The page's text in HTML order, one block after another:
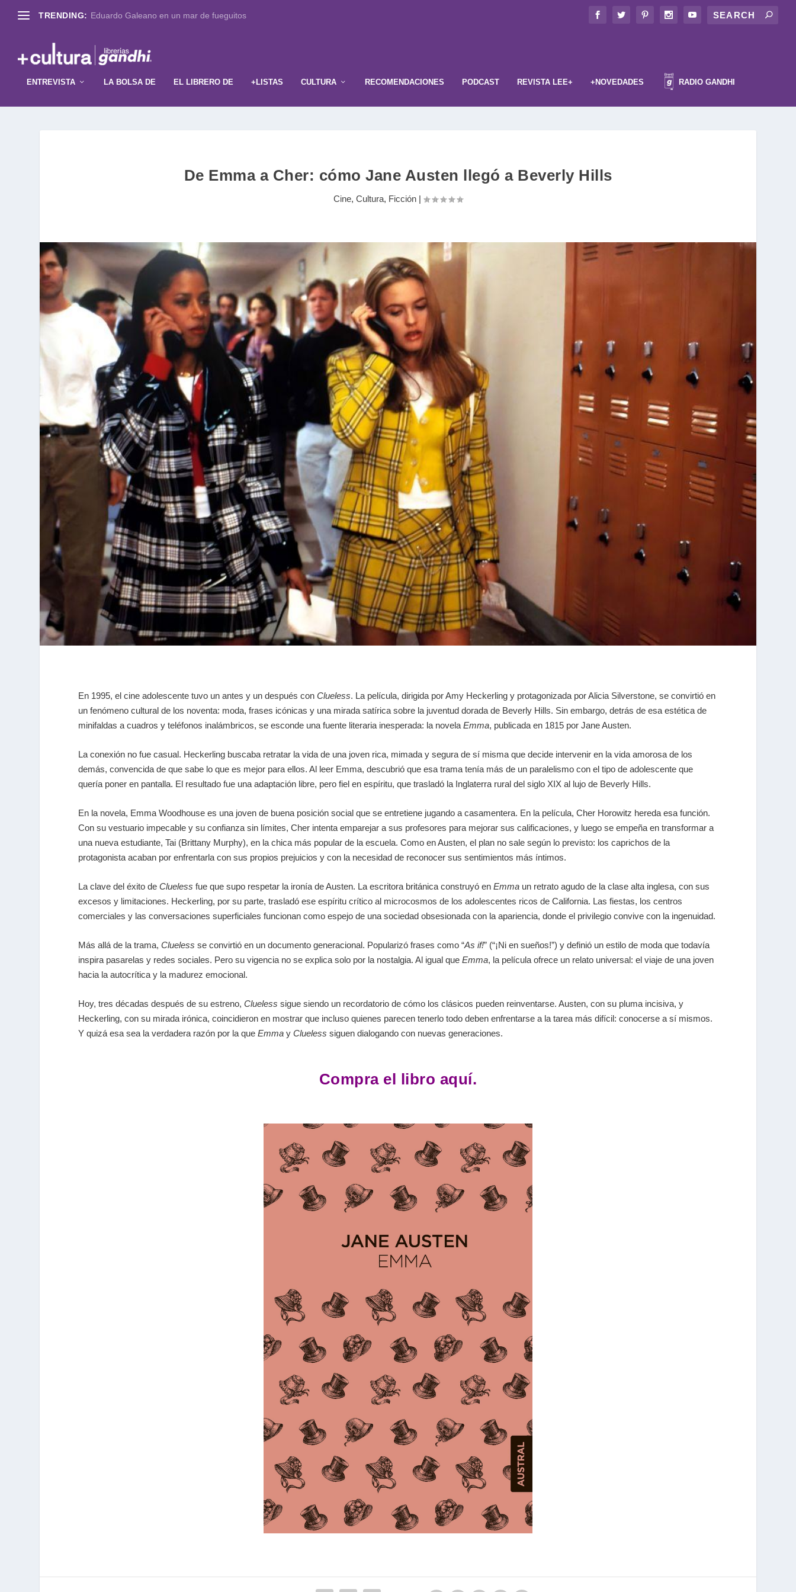
TRENDING: Eduardo Galeano en un mar de fueguitos
ENTREVISTA LA BOLSA DE EL LIBRERO DE +LISTAS CULTURA RECOMENDACIONES PODCAST REVISTA LEE+ +NOVEDADES RADIO GANDHI
De Emma a Cher: cómo Jane Austen llegó a Beverly Hills
Cine, Cultura, Ficción
En 1995, el cine adolescente tuvo un antes y un después con Clueless. La película, dirigida por Amy Heckerling y protagonizada por Alicia Silverstone, se convirtió en
un fenómeno cultural de los noventa: moda, frases icónicas y una mirada satírica sobre la juventud dorada de Beverly Hills. Sin embargo, detrás de esa estética de
minifaldas a cuadros y teléfonos inalámbricos, se esconde una fuente literaria inesperada: la novela Emma, publicada en 1815 por Jane Austen.
La conexión no fue casual. Heckerling buscaba retratar la vida de una joven rica, mimada y segura de sí misma que decide intervenir en la vida amorosa de los
demás, convencida de que sabe lo que es mejor para ellos. Al leer Emma, descubrió que esa trama tenía más de un paralelismo con el tipo de adolescente que
quería poner en pantalla. El resultado fue una adaptación libre, pero fiel en espíritu, que trasladó la Inglaterra rural del siglo XIX al lujo de Beverly Hills.
En la novela, Emma Woodhouse es una joven de buena posición social que se entretiene jugando a casamentera. En la película, Cher Horowitz hereda esa función.
Con su vestuario impecable y su confianza sin límites, Cher intenta emparejar a sus profesores para mejorar sus calificaciones, y luego se empeña en transformar a
una nueva estudiante, Tai (Brittany Murphy), en la chica más popular de la escuela. Como en Austen, el plan no sale según lo previsto: los caprichos de la
protagonista acaban por enfrentarla con sus propios prejuicios y con la necesidad de reconocer sus sentimientos más íntimos.
La clave del éxito de Clueless fue que supo respetar la ironía de Austen. La escritora británica construyó en Emma un retrato agudo de la clase alta inglesa, con sus
excesos y limitaciones. Heckerling, por su parte, trasladó ese espíritu crítico al microcosmos de los adolescentes ricos de California. Las fiestas, los centros
comerciales y las conversaciones superficiales funcionan como espejo de una sociedad obsesionada con la apariencia, donde el privilegio convive con la ingenuidad.
Más allá de la trama, Clueless se convirtió en un documento generacional. Popularizó frases como “As if!” (“¡Ni en sueños!”) y definió un estilo de moda que todavía
inspira pasarelas y redes sociales. Pero su vigencia no se explica solo por la nostalgia. Al igual que Emma, la película ofrece un relato universal: el viaje de una joven
hacia la autocrítica y la madurez emocional.
Hoy, tres décadas después de su estreno, Clueless sigue siendo un recordatorio de cómo los clásicos pueden reinventarse. Austen, con su pluma incisiva, y
Heckerling, con su mirada irónica, coincidieron en mostrar que incluso quienes parecen tenerlo todo deben enfrentarse a la tarea más difícil: conocerse a sí mismos.
Y quizá esa sea la verdadera razón por la que Emma y Clueless siguen dialogando con nuevas generaciones.
Compra el libro aquí.